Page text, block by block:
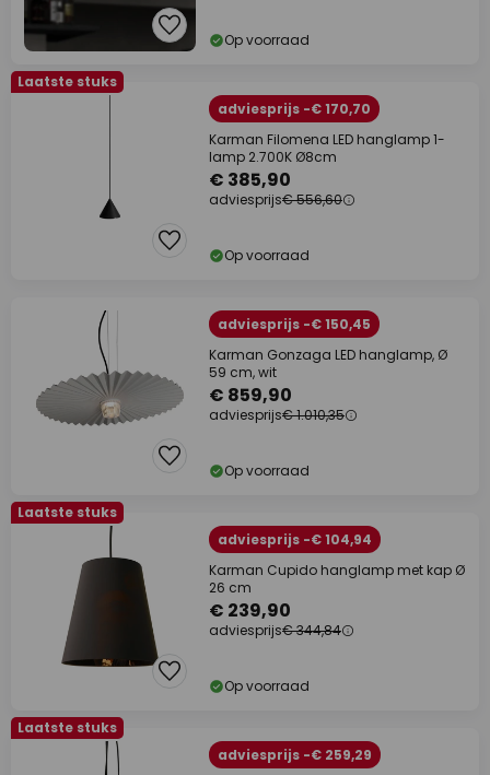
Op voorraad
Laatste stuks
adviesprijs -€ 170,70
Karman Filomena LED hanglamp 1-
lamp 2.700K Ø8cm
€ 385,90
adviesprijs€ 556,60
Op voorraad
adviesprijs -€ 150,45
Karman Gonzaga LED hanglamp, Ø
59 cm, wit
€ 859,90
adviesprijs€ 1.010,35
Op voorraad
Laatste stuks
adviesprijs -€ 104,94
Karman Cupido hanglamp met kap Ø
26 cm
€ 239,90
adviesprijs€ 344,84
Op voorraad
Laatste stuks
adviesprijs -€ 259,29